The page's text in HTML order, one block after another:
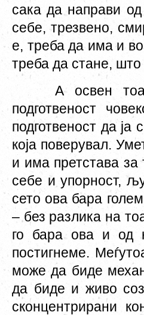
сака да направи
себе, трезвено,
е, треба да има и
треба да стане,
А освен
подготвеност
подготвеност да
која поверувал.
и има претстава
себе и упорност,
сето ова бара
– без разлика на
го бара ова и од
постигнеме.
може да биде
да биде и живо
сконцентрирани